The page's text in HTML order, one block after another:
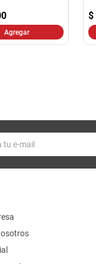
Agregar
$